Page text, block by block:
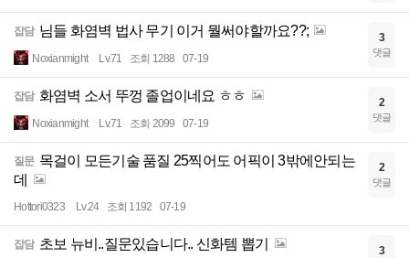
잡담 님들 화염벽 법사 무기 이거 뭘써야할까요??;
Noxianmight Lv.71 조회 1288 07-19
3
댓글
잡담 화염벽 소서 뚜껑 졸업이네요 ㅎㅎ
Noxianmight Lv.71 조회 2099 07-19
2
댓글
질문 목걸이 모든기술 품질 25찍어도 어픽이 3밖에안되는
데
Hottori0323 Lv.24 조회 1192 07-19
2
댓글
잡담 초보 뉴비..질문있습니다.. 신화템 뽑기 3